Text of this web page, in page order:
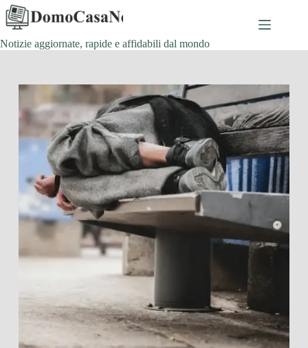
Salta
contenuto
Notizie aggiornate, rapide e affidabili dal mondo